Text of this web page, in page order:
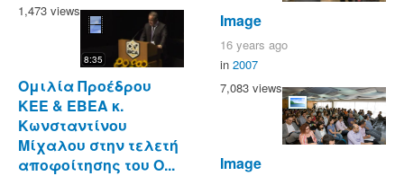
1,473 views
8:35
Ομιλία Προέδρου
ΚΕΕ & ΕΒΕΑ κ.
Κωνσταντίνου
Μίχαλου στην τελετή
αποφοίτησης του Ο...
Image
16 years ago
in 2007
7,083 views
Image